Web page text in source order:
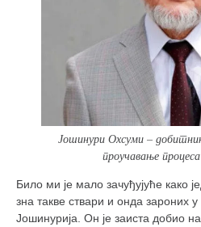
бесплатна е-књига
термини тренинга
моја прича
моја прича
фотке
Јошинури Охсуми –
проучавање
Било ми је мало зачуђујуће како
зна такве ствари и онда зароних
Јошинурија. Он је заиста добио